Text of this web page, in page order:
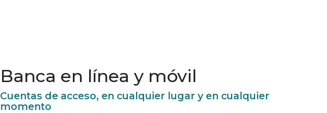
Banca en línea y móvil
Cuentas de acceso, en cualquier lugar y en cualquier
momento